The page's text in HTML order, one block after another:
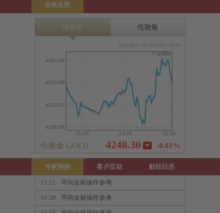
金银走势
专家预测 客户互动 财经日历
11:21 早间金银操作参考
10:39 早间金银操作参考